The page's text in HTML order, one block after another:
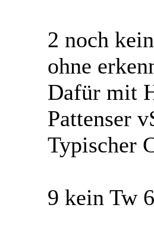
2 noch
ohne
Dafür mit
Pattenser
Typischer
9 kein Tw